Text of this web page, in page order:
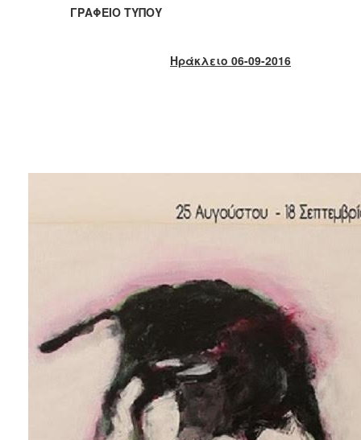
2019
2011
ΓΡΑΦΕΙΟ ΤΥΠΟΥ
Ηράκλειο 06-09-2016